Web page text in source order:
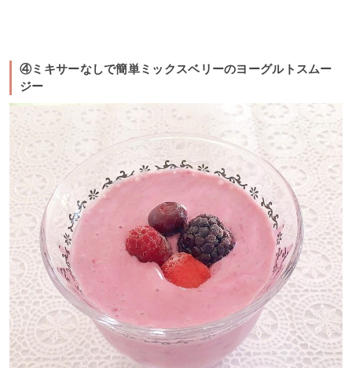
④ミキサーなしで簡単ミックスベリーのヨーグルトスムー
ジー